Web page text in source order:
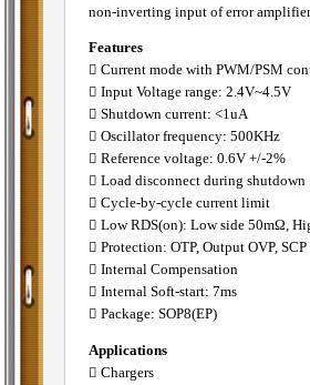
non-inverting input of error
Features
 Current mode with PWM/PSM
 Input Voltage range: 2.4V~4.5V
 Shutdown current: <1uA
 Oscillator frequency: 500KHz
 Reference voltage: 0.6V +/-2%
 Load disconnect during shutdown
 Cycle-by-cycle current limit
 Low RDS(on): Low side 50mΩ,
 Protection: OTP, Output OVP, SCP
 Internal Compensation
 Internal Soft-start: 7ms
 Package: SOP8(EP)
Applications
 Chargers